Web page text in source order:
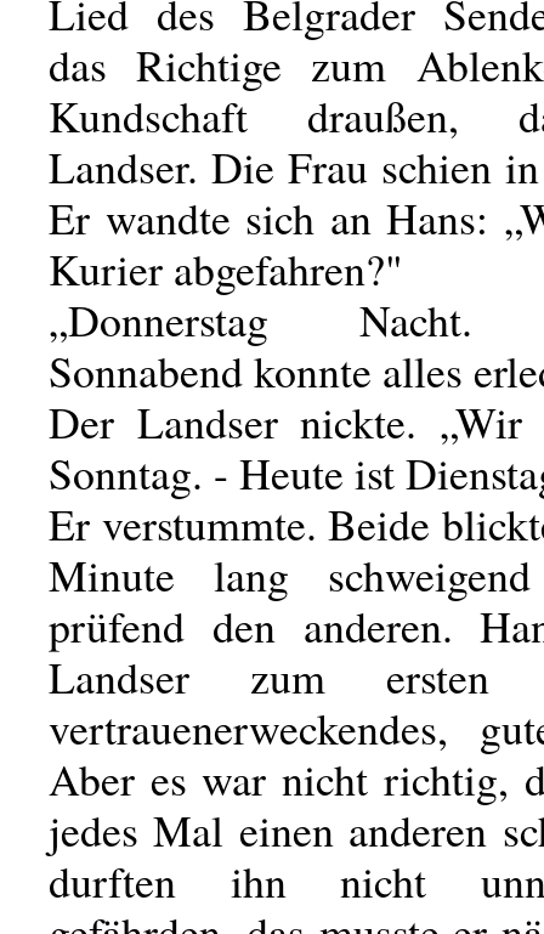
Lied des Belgrader
das Richtige zum
Kundschaft draußen,
Landser. Die Frau schien
Er wandte sich an Hans:
Kurier abgefahren?"
„Donnerstag Nacht.
Sonnabend konnte alles
Der Landser nickte. „Wir
Sonntag. - Heute ist
Er verstummte. Beide
Minute lang
prüfend den anderen.
Landser zum
vertrauenerweckendes,
Aber es war nicht richtig,
jedes Mal einen anderen
durften ihn nicht